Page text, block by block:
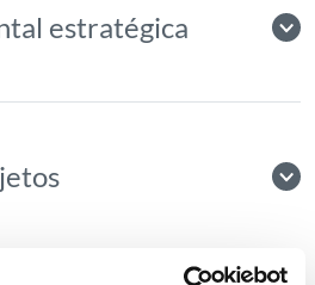
estratégica